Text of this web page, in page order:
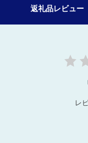
返礼品レビュー
レ